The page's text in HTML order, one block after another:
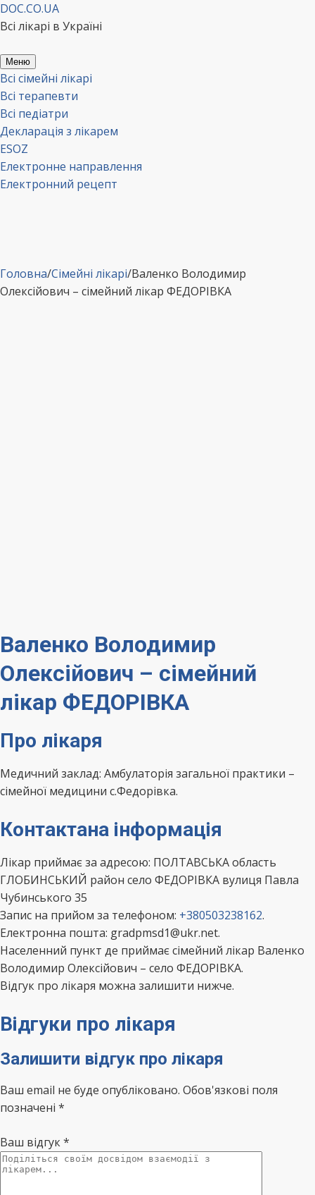
Перейти
до
DOC.CO.UA
Всі лікарі в Україні
Меню
Всі сімейні лікарі
Всі терапевти
Всі педіатри
Декларація з лікарем
ESOZ
Електронне направлення
Електронний рецепт
Головна/Сімейні лікарі/Валенко Володимир
Олексійович – сімейний лікар ФЕДОРІВКА
Валенко Володимир
Олексійович – сімейний
лікар ФЕДОРІВКА
Про лікаря
Медичний заклад: Амбулаторія загальної практики –
сімейної медицини с.Федорівка.
Контактана інформація
Лікар приймає за адресою: ПОЛТАВСЬКА область
ГЛОБИНСЬКИЙ район село ФЕДОРІВКА вулиця Павла
Чубинського 35
Запис на прийом за телефоном: +380503238162.
Електронна пошта: gradpmsd1@ukr.net.
Населенний пункт де приймає сімейний лікар Валенко
Володимир Олексійович – село ФЕДОРІВКА.
Відгук про лікаря можна залишити нижче.
Відгуки про лікаря
Залишити відгук про лікаря
Ваш email не буде опубліковано. Обов'язкові поля
позначені *
Ваш відгук*